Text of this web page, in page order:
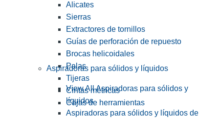
Alicates
Sierras
Extractores de tornillos
Guías de perforación de repuesto
Brocas helicoidales
Palas
Tijeras
Cintas métricas
Cajas de herramientas
Aspiradoras para sólidos y líquidos
View All Aspiradoras para sólidos y
líquidos
Aspiradoras para sólidos y líquidos de